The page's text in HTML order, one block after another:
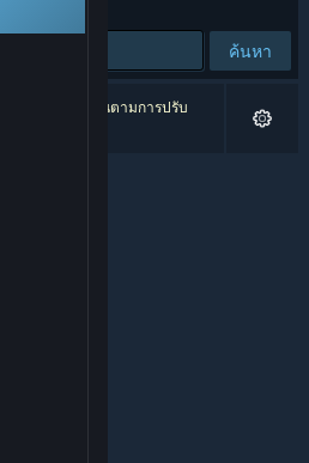
ค้นหา
ณฑ์ได้ถูกละเว้นตามการปรับ